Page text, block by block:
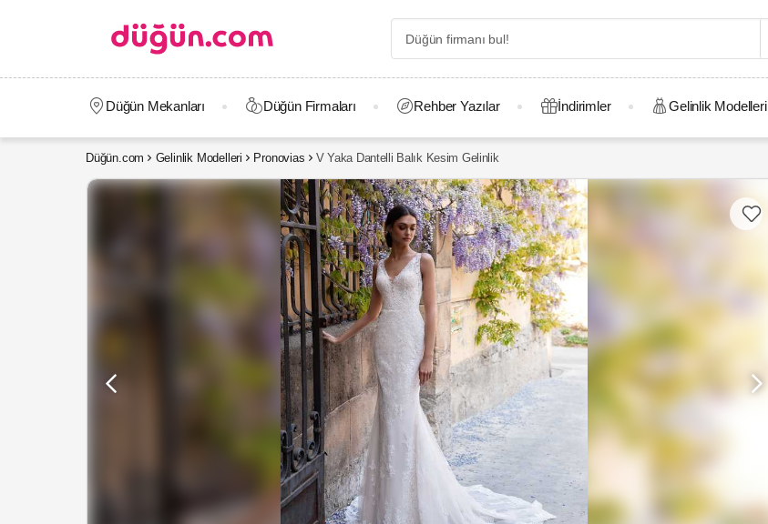
Düğün Mekanları Düğün Firmaları Rehber Yazılar İndirimler Gelinlik Modelleri
Düğün.com Gelinlik Modelleri Pronovias V Yaka Dantelli Balık Kesim Gelinlik